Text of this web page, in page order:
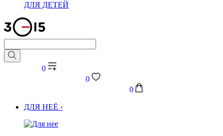
ДЛЯ ДЕТЕЙ
0
0
0
ДЛЯ НЕЁ ›